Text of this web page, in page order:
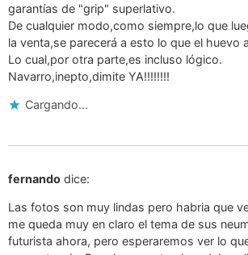
garantías de "grip" superlativo.
De cualquier modo,como siempre,lo que
la venta,se parecerá a esto lo que el huevo
Lo cual,por otra parte,es incluso lógico.
Navarro,inepto,dimite YA!!!!!!!!
Cargando...
fernando dice:
Las fotos son muy lindas pero habria que
me queda muy en claro el tema de sus
futurista ahora, pero esperaremos ver lo